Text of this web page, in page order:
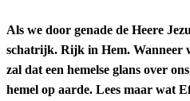
Als we door genade de Heere
schatrijk. Rijk in Hem. Wanneer
zal dat een hemelse glans over
hemel op aarde. Lees maar wat